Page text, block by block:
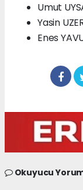
Umut
Yasin
Enes
Okuyucu